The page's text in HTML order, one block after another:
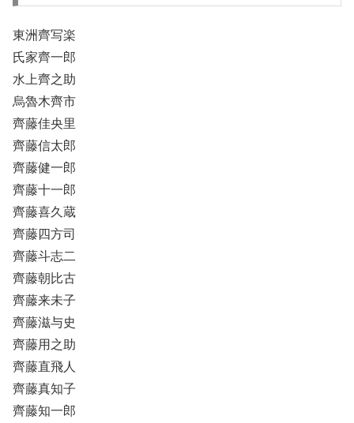
東洲齊写楽
氏家齊一郎
水上齊之助
烏魯木齊市
齊藤佳央里
齊藤信太郎
齊藤健一郎
齊藤十一郎
齊藤喜久蔵
齊藤四方司
齊藤斗志二
齊藤朝比古
齊藤来未子
齊藤滋与史
齊藤用之助
齊藤直飛人
齊藤真知子
齊藤知一郎